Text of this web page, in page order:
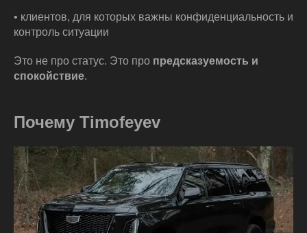
• клиентов, для которых важны конфиденциальность и
контроль ситуации
Это не про статус. Это про предсказуемость и
спокойствие.
Почему Timofeyev